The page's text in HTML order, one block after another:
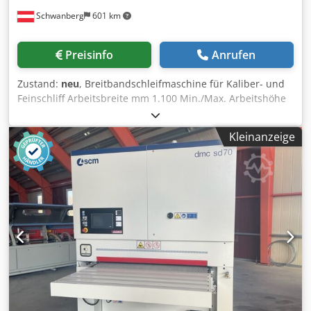
Schwanberg 601 km
Preisinfo Anrufen
Zustand: neu, Breitbandschleifmaschine für Kaliber- und
Feinschliff Arbeitsbreite mm 1.100 Min./Max. Arbeitshöhe
mm 4/ 170 Schleifbandbreite mm 1.115 Schleifbandlänge
mm 2.150 Getriebemotor kW 2,2 Vorschubgeschwindigkeit
m/min variabel Ein- und Auslaufstützrollen für lange und
kurze Werkstücke Oszillierendes Bandreinigungsgebläse 1.
Aggregat Oszillierendes Bandreinigungsgebläse 2.
Aggregat Oszillierendes Bandreinigungsgebläse 3.
Aggregat 10” Touch Screen Bedienpanel „eye-S“ 1.
Aggregat Stahlwalze 2. Aggregat gummierte Kalibrierwalze
85SH 3. Aggregat Kombi-Aggregat pneumatisch seg.
Schleifschuh/ gummierte Schleifwalze 35 SH
Chodpfxsitvkue Ai Toa Motorleistung 1. Aggregat kW 18,5
Motorleistung 2. & 3. Aggregat kW 18,5 Ausführung "B" für
RRCS mit: pneumatische Ein und Ausschaltung 1. Aggregat
pneumatische Ein und Ausschaltung 2. Aggregat
Kleinanzeige